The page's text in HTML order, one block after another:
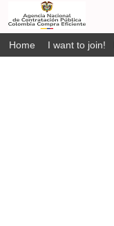
Home I want to join!